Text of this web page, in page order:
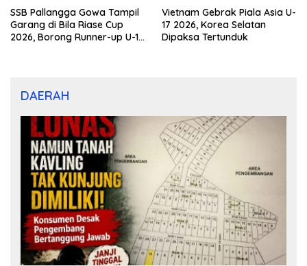
SSB Pallangga Gowa Tampil
Garang di Bila Riase Cup
2026, Borong Runner-up U-10
Vietnam Gebrak Piala Asia U-
17 2026, Korea Selatan
Dipaksa Tertunduk
DAERAH